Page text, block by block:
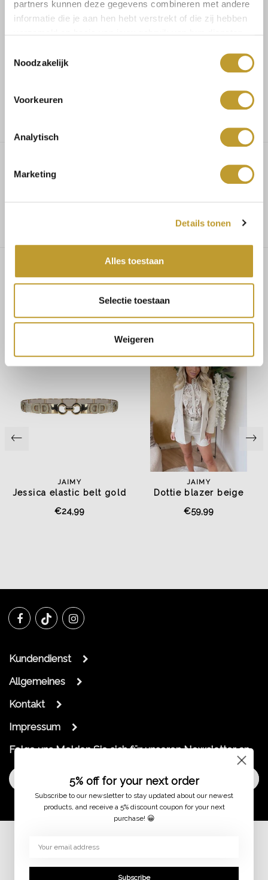
partners kunnen deze gegevens combineren met andere
informatie die je aan hen hebt verstrekt of die zij hebben
Noodzakelijk
Voorkeuren
Analytisch
Marketing
Details tonen
Alles toestaan
Selectie toestaan
Weigeren
Mit Vertrauen sicher kaufen
Schnelle Lieferung
Das könnte Ihnen auch gefallen
JAIMY
Jessica elastic belt gold
€24,99
JAIMY
Dottie blazer beige
€59,99
Kundendienst
Allgemeines
Kontakt
Impressum
Folge uns Melden Sie sich für unseren Newsletter an
Melde dich an
5% off for your next order
Subscribe to our newsletter to stay updated about our newest
products, and receive a 5% discount coupon for your next
purchase! 😀
Subscribe